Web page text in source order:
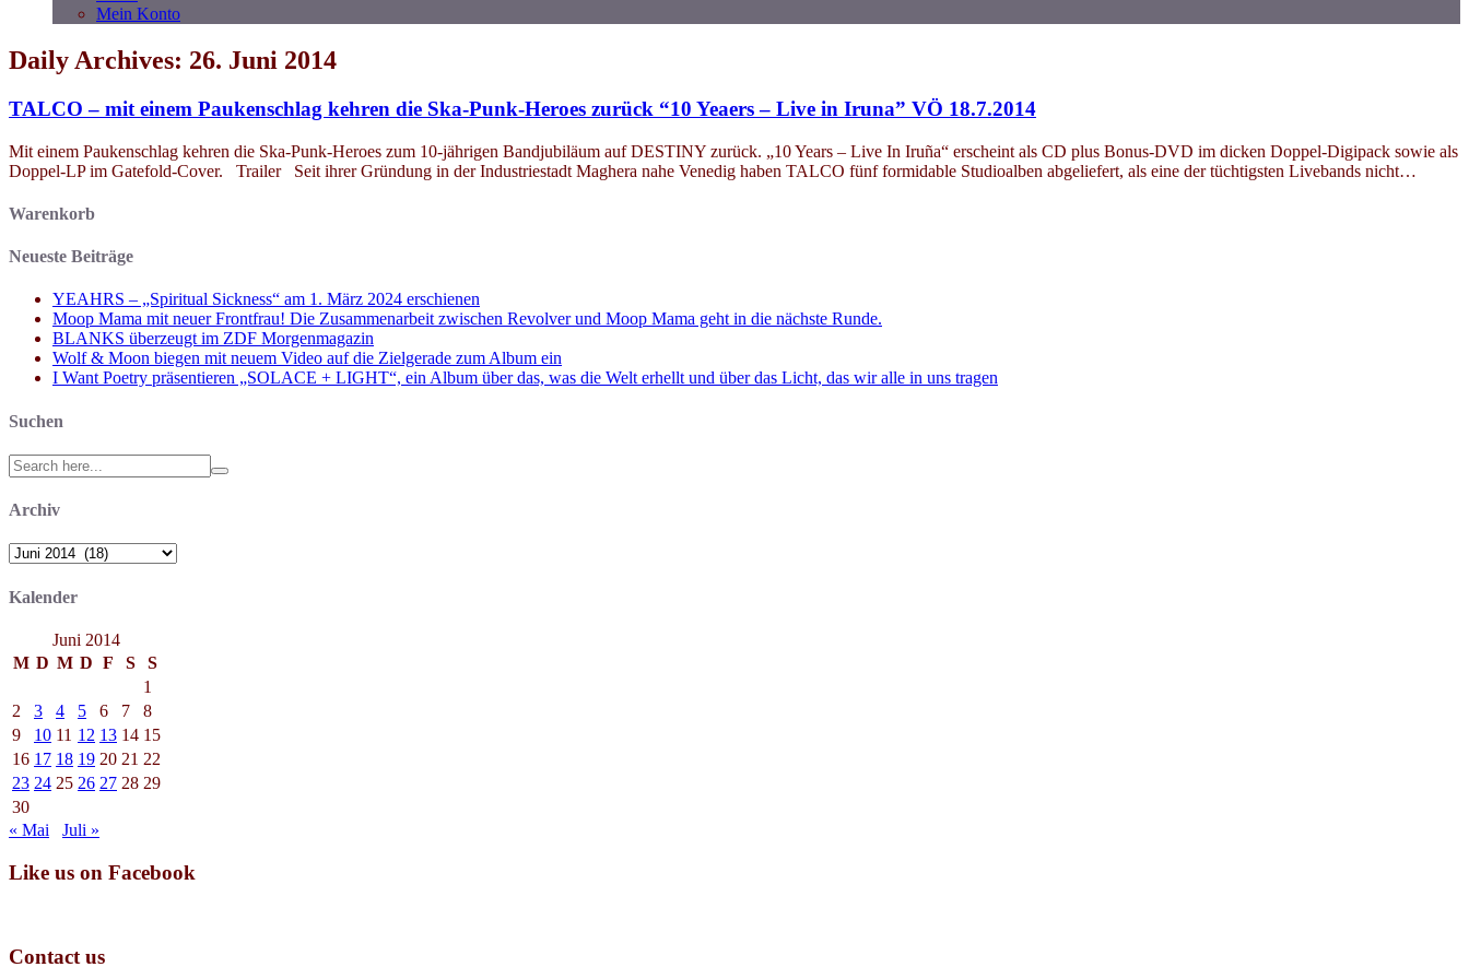
Mein Konto
Daily Archives: 26. Juni 2014
TALCO – mit einem Paukenschlag kehren die Ska-Punk-Heroes zurück “10 Yeaers – Live in Iruna” VÖ 18.7.2014
Mit einem Paukenschlag kehren die Ska-Punk-Heroes zum 10-jährigen Bandjubiläum auf DESTINY zurück. „10 Years – Live In Iruña“ erscheint als CD plus Bonus-DVD im dicken Doppel-Digipack sowie als
Doppel-LP im Gatefold-Cover. Trailer Seit ihrer Gründung in der Industriestadt Maghera nahe Venedig haben TALCO fünf formidable Studioalben abgeliefert, als eine der tüchtigsten Livebands nicht…
Warenkorb
Neueste Beiträge
YEAHRS – „Spiritual Sickness“ am 1. März 2024 erschienen
Moop Mama mit neuer Frontfrau! Die Zusammenarbeit zwischen Revolver und Moop Mama geht in die nächste Runde.
BLANKS überzeugt im ZDF Morgenmagazin
Wolf & Moon biegen mit neuem Video auf die Zielgerade zum Album ein
I Want Poetry präsentieren „SOLACE + LIGHT“, ein Album über das, was die Welt erhellt und über das Licht, das wir alle in uns tragen
Suchen
Search
for:
Archiv
Archiv
Kalender
Juni 2014
M D M D F S
S
1
2
3 4 5 6 7
8
9
10 11 12 13 14 15
16 17 18 19 20 21 22
23 24 25 26 27 28 29
30
« Mai
Juli »
Like us on Facebook
Contact us